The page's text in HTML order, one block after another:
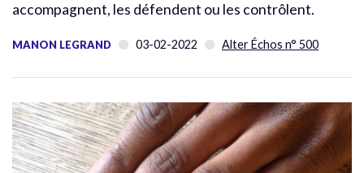
accompagnent, les défendent ou les contrôlent.
MANON LEGRAND 03-02-2022 Alter Échos n° 500